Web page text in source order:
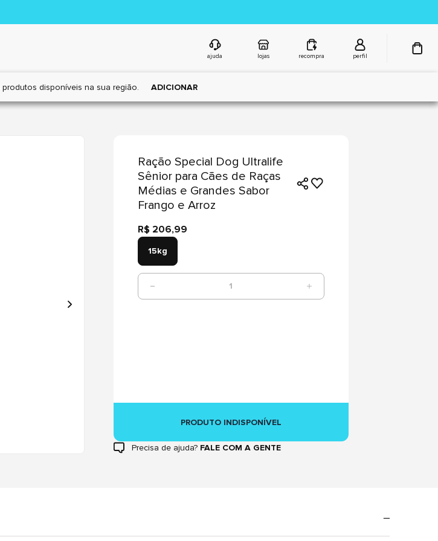
ajuda lojas recompra perfil
produtos disponíveis na sua região. ADICIONAR
Ração Special Dog Ultralife
Sênior para Cães de Raças
Médias e Grandes Sabor
Frango e Arroz
R$ 206,99
15kg
1
PRODUTO INDISPONÍVEL
Precisa de ajuda? FALE COM A GENTE